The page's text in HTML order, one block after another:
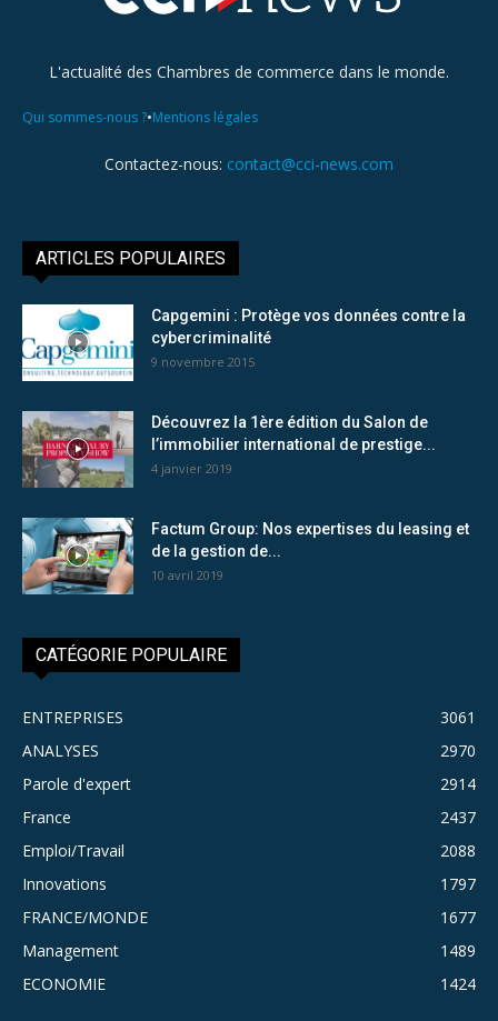
L'actualité des Chambres de commerce dans le monde.
Qui sommes-nous ?•Mentions légales
Contactez-nous: contact@cci-news.com
ARTICLES POPULAIRES
Capgemini : Protège vos données contre la
cybercriminalité
9 novembre 2015
Découvrez la 1ère édition du Salon de
l’immobilier international de prestige...
4 janvier 2019
Factum Group: Nos expertises du leasing et
de la gestion de...
10 avril 2019
CATÉGORIE POPULAIRE
ENTREPRISES
3061
ANALYSES
2970
Parole d'expert
2914
France
2437
Emploi/Travail
2088
Innovations
1797
FRANCE/MONDE
1677
Management
1489
ECONOMIE
1424